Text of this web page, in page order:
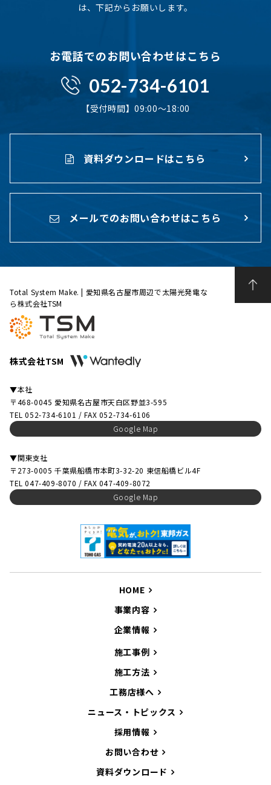
は、下記からお願いします。
お電話でのお問い合わせはこちら
052-734-6101
【受付時間】09:00〜18:00
資料ダウンロードはこちら
メールでのお問い合わせはこちら
Total System Make. | 愛知県名古屋市周辺で太陽光発電な
ら株式会社TSM
株式会社TSM
▼本社
〒468-0045 愛知県名古屋市天白区野並3-595
TEL 052-734-6101 / FAX 052-734-6106
Google Map
▼関東支社
〒273-0005 千葉県船橋市本町3-32-20 東信船橋ビル4F
TEL 047-409-8070 / FAX 047-409-8072
Google Map
HOME
事業内容
企業情報
施工事例
施工方法
工務店様へ
ニュース・トピックス
採用情報
お問い合わせ
資料ダウンロード